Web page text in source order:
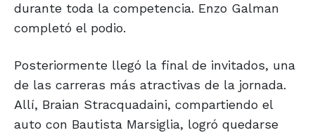
durante toda la competencia. Enzo Galman
completó el podio.
Posteriormente llegó la final de invitados, una
de las carreras más atractivas de la jornada.
Allí, Braian Stracquadaini, compartiendo el
auto con Bautista Marsiglia, logró quedarse